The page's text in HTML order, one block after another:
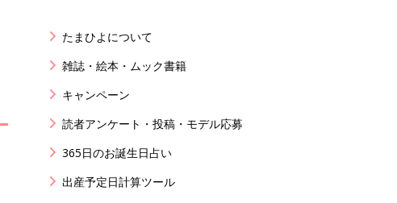
たまひよについて
雑誌・絵本・ムック書籍
キャンペーン
読者アンケート・投稿・モデル応募
365日のお誕生日占い
出産予定日計算ツール